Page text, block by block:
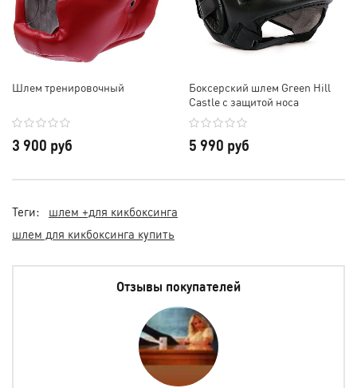
Шлем тренировочный
3 900 руб
Боксерский шлем Green Hill
Castle с защитой носа
5 990 руб
Теги:
шлем +для кикбоксинга
шлем для кикбоксинга купить
Отзывы покупателей